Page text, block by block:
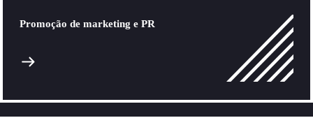
Promoção de marketing e PR